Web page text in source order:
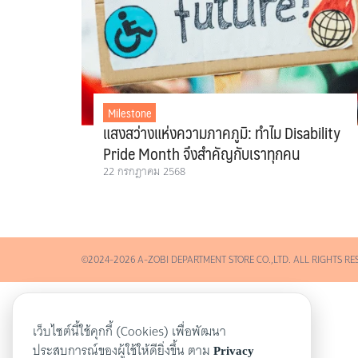
Milestone
แสงสว่างแห่งความภาคภูมิ: ทำไม Disability
Pride Month จึงสำคัญกับเราทุกคน
22 กรกฎาคม 2568
©2024-2026 A-ZOBI DEPARTMENT STORE CO.,LTD. ALL RIGHTS
เว็บไซต์นี้ใช้คุกกี้ (Cookies) เพื่อพัฒนา
ประสบการณ์ของผู้ใช้ให้ดียิ่งขึ้น ตาม Privacy